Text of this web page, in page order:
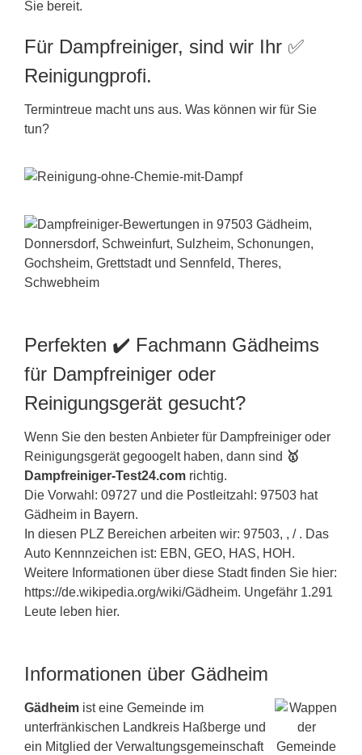
Sie bereit.
Für Dampfreiniger, sind wir Ihr ✅
Reinigungprofi.
Termintreue macht uns aus. Was können wir für Sie
tun?
Perfekten ✔️ Fachmann Gädheims
für Dampfreiniger oder
Reinigungsgerät gesucht?
Wenn Sie den besten Anbieter für Dampfreiniger oder
Reinigungsgerät gegoogelt haben, dann sind 🥇
Dampfreiniger-Test24.com richtig.
Die Vorwahl: 09727 und die Postleitzahl: 97503 hat
Gädheim in Bayern.
In diesen PLZ Bereichen arbeiten wir: 97503, , / . Das
Auto Kennnzeichen ist: EBN, GEO, HAS, HOH.
Weitere Informationen über diese Stadt finden Sie hier:
https://de.wikipedia.org/wiki/Gädheim. Ungefähr 1.291
Leute leben hier.
Informationen über Gädheim
Gädheim ist eine Gemeinde im
unterfränkischen Landkreis Haßberge und
ein Mitglied der Verwaltungsgemeinschaft